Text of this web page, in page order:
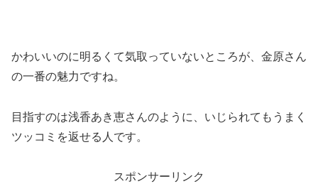
かわいいのに明るくて気取っていないところが、金原さん
の一番の魅力ですね。
目指すのは浅香あき恵さんのように、いじられてもうまく
ツッコミを返せる人です。
スポンサーリンク